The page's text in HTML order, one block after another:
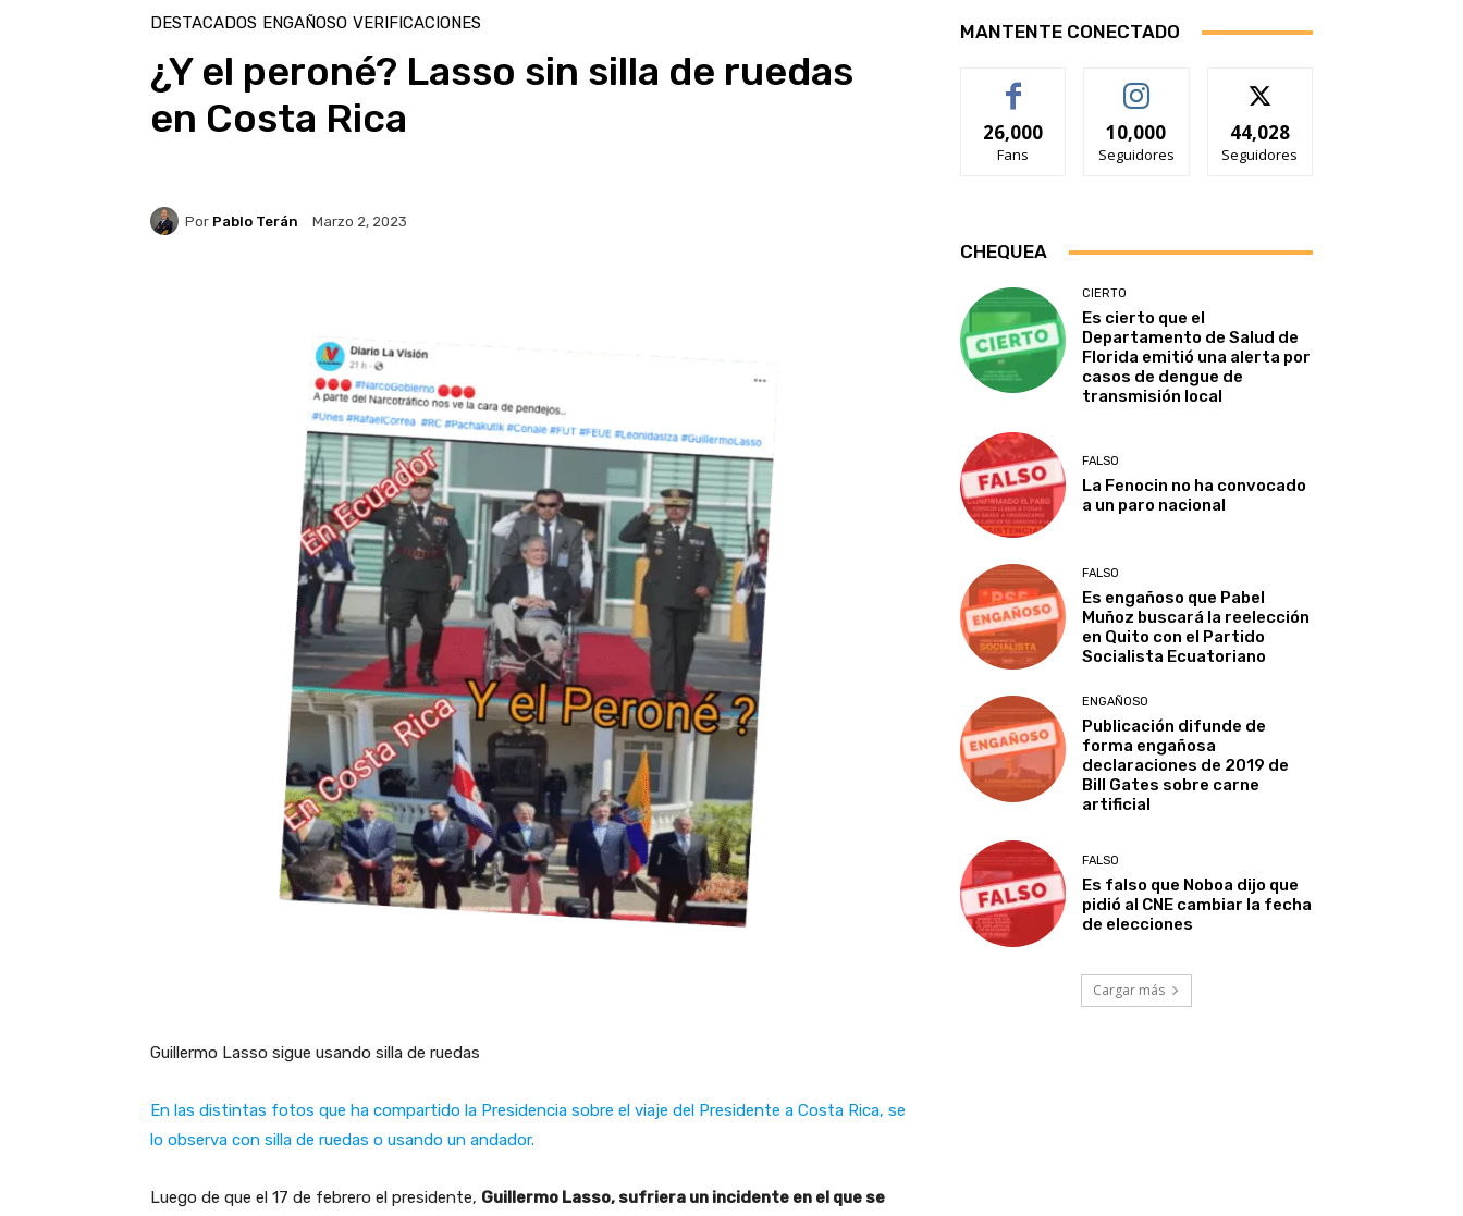
DESTACADOS ENGAÑOSO VERIFICACIONES
¿Y el peroné? Lasso sin silla de ruedas
en Costa Rica
Por Pablo Terán Marzo 2, 2023
Guillermo Lasso sigue usando silla de ruedas
En las distintas fotos que ha compartido la Presidencia sobre el viaje del Presidente a Costa Rica, se
lo observa con silla de ruedas o usando un andador.
Luego de que el 17 de febrero el presidente, Guillermo Lasso, sufriera un incidente en el que se
MANTENTE CONECTADO
26,000
Fans
10,000
Seguidores
44,028
Seguidores
CHEQUEA
CIERTO
Es cierto que el
Departamento de Salud de
Florida emitió una alerta por
casos de dengue de
transmisión local
FALSO
La Fenocin no ha convocado
a un paro nacional
FALSO
Es engañoso que Pabel
Muñoz buscará la reelección
en Quito con el Partido
Socialista Ecuatoriano
ENGAÑOSO
Publicación difunde de
forma engañosa
declaraciones de 2019 de
Bill Gates sobre carne
artificial
FALSO
Es falso que Noboa dijo que
pidió al CNE cambiar la fecha
de elecciones
Cargar más